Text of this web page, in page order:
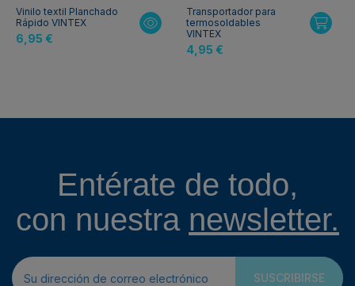
Vinilo textil Planchado
Rápido VINTEX
6,95 €
Transportador para
termosoldables
VINTEX
4,95 €
Entérate de todo,
con nuestra newsletter.
SUSCRIBIRSE